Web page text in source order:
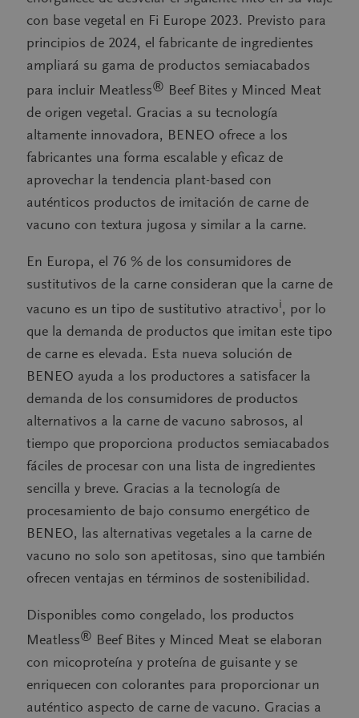
con base vegetal en Fi Europe 2023. Previsto para
principios de 2024, el fabricante de ingredientes
ampliará su gama de productos semiacabados
para incluir Meatless® Beef Bites y Minced Meat
de origen vegetal. Gracias a su tecnología
altamente innovadora, BENEO ofrece a los
fabricantes una forma escalable y eficaz de
aprovechar la tendencia plant-based con
auténticos productos de imitación de carne de
vacuno con textura jugosa y similar a la carne.
En Europa, el 76 % de los consumidores de
sustitutivos de la carne consideran que la carne de
vacuno es un tipo de sustitutivo atractivoi, por lo
que la demanda de productos que imitan este tipo
de carne es elevada. Esta nueva solución de
BENEO ayuda a los productores a satisfacer la
demanda de los consumidores de productos
alternativos a la carne de vacuno sabrosos, al
tiempo que proporciona productos semiacabados
fáciles de procesar con una lista de ingredientes
sencilla y breve. Gracias a la tecnología de
procesamiento de bajo consumo energético de
BENEO, las alternativas vegetales a la carne de
vacuno no solo son apetitosas, sino que también
ofrecen ventajas en términos de sostenibilidad.
Disponibles como congelado, los productos
Meatless® Beef Bites y Minced Meat se elaboran
con micoproteína y proteína de guisante y se
enriquecen con colorantes para proporcionar un
auténtico aspecto de carne de vacuno. Gracias a